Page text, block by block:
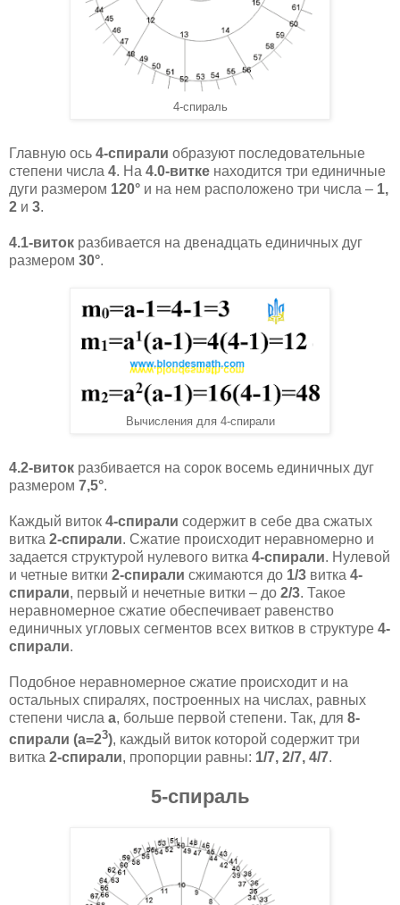
4-спираль
Главную ось 4-спирали образуют последовательные
степени числа 4. На 4.0-витке находится три единичные
дуги размером 120° и на нем расположено три числа – 1,
2 и 3.
4.1-виток разбивается на двенадцать единичных дуг
размером 30°.
Вычисления для 4-спирали
4.2-виток разбивается на сорок восемь единичных дуг
размером 7,5°.
Каждый виток 4-спирали содержит в себе два сжатых
витка 2-спирали. Сжатие происходит неравномерно и
задается структурой нулевого витка 4-спирали. Нулевой
и четные витки 2-спирали сжимаются до 1/3 витка 4-
спирали, первый и нечетные витки – до 2/3. Такое
неравномерное сжатие обеспечивает равенство
единичных угловых сегментов всех витков в структуре 4-
спирали.
Подобное неравномерное сжатие происходит и на
остальных спиралях, построенных на числах, равных
степени числа а, больше первой степени. Так, для 8-
спирали (а=23), каждый виток которой содержит три
витка 2-спирали, пропорции равны: 1/7, 2/7, 4/7.
5-спираль